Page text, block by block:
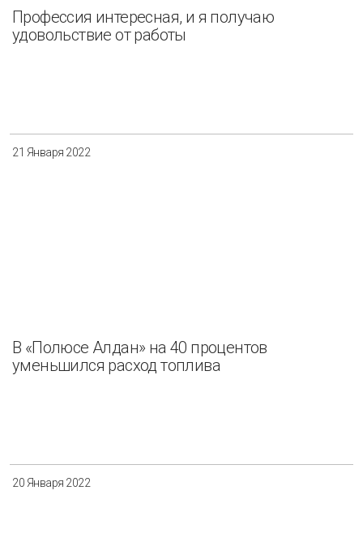
Профессия интересная, и я получаю
удовольствие от работы
21 Января 2022
В «Полюсе Алдан» на 40 процентов
уменьшился расход топлива
20 Января 2022